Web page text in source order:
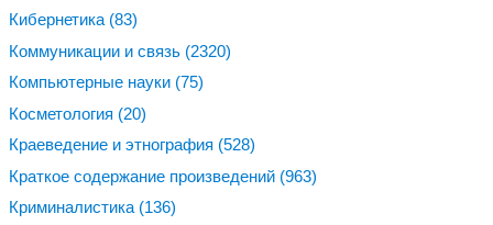
Кибернетика (83)
Коммуникации и связь (2320)
Компьютерные науки (75)
Косметология (20)
Краеведение и этнография (528)
Краткое содержание произведений (963)
Криминалистика (136)